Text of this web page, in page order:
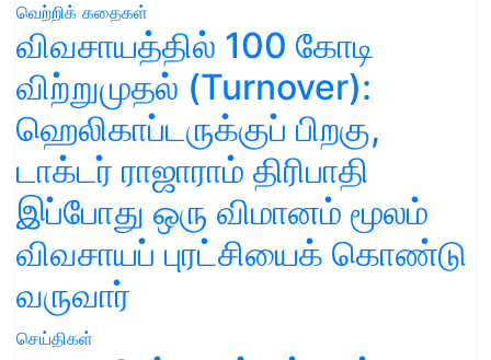
வெற்றிக் கதைகள்
விவசாயத்தில் 100 கோடி
விற்றுமுதல் (Turnover):
ஹெலிகாப்டருக்குப் பிறகு,
டாக்டர் ராஜாராம் திரிபாதி
இப்போது ஒரு விமானம் மூலம்
விவசாயப் புரட்சியைக் கொண்டு
வருவார்
செய்திகள்